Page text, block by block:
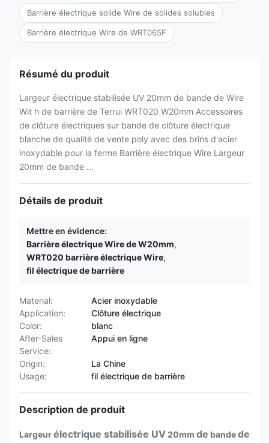
Barrière électrique solide Wire de solides solubles
Barrière électrique Wire de WRT065F
Résumé du produit
Largeur électrique stabilisée UV 20mm de bande de Wire
Wit h de barrière de Terrui WRT020 W20mm Accessoires
de clôture électriques sur bande de clôture électrique
blanche de qualité de vente poly avec des brins d'acier
inoxydable pour la ferme Barrière électrique Wire Largeur
20mm de bande ...
Détails de produit
Mettre en évidence:
Barrière électrique Wire de W20mm,
WRT020 barrière électrique Wire,
fil électrique de barrière
Material:
Acier inoxydable
Application:
Clôture électrique
Color:
blanc
After-Sales
Service:
Appui en ligne
Origin:
La Chine
Usage:
fil électrique de barrière
Description de produit
Largeurélectrique stabilisée UV20mm de bandede